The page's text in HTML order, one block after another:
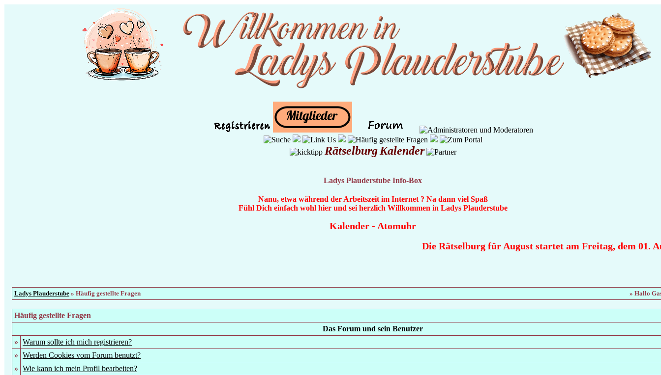
Rätselburg Kalender
Ladys Plauderstube Info-Box
Nanu, etwa während der Arbeitszeit im Internet ? Na dann viel Spaß
Fühl Dich einfach wohl hier und sei herzlich Willkommen in Ladys Plauderstube
Kalender - Atomuhr
Die Rätselburg für August startet am Freitag, dem 01.
Ladys Plauderstube » Häufig gestellte Fragen » Hallo
Häufig gestellte Fragen
Das Forum und sein Benutzer
» Warum sollte ich mich registrieren?
» Werden Cookies vom Forum benutzt?
» Wie kann ich mein Profil bearbeiten?